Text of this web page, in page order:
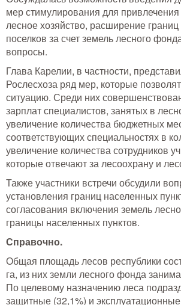
Аншлаги противопожарные,
аренды, знаки
Тушение лесных пожаров
Одежда для работы в лесу
Снаряжение лесника и егеря
Лесовосстановление
Библиотека лесника
Снаряжение арбориста
GPS-навигация и рации
Оборудование для паркового
Распродажа
мер стимулирования для
лесное хозяйство, расширение границ
поселков за счет земель лесного
вопросы.
Глава Карелии, в частности,
Рослесхоза ряд мер, которые
ситуацию. Среди них
зарплат специалистов, занятых в
увеличение количества бюджетных
соответствующих специальностях в
увеличение количества сотрудников
которые отвечают за лесоохрану и
Также участники встречи обсудили
установления границ населенных
согласования включения земель
границы населенных пунктов.
Справочно.
Общая площадь лесов республики
га, из них земли лесного фонда
По целевому назначению леса
защитные (32,1%) и